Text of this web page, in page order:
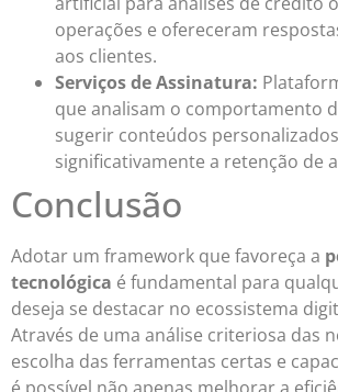
operações e ofereceram
aos clientes.
Serviços de Assinatura:
que analisam o comportamento
sugerir conteúdos
significativamente a retenção de
Conclusão
Adotar um framework que favoreça a
tecnológica é fundamental para
deseja se destacar no ecossistema
Através de uma análise criteriosa das
escolha das ferramentas certas e